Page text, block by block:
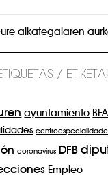
alkategaiaren
/
ayuntamiento BFA
coronavirus DFB
Empleo